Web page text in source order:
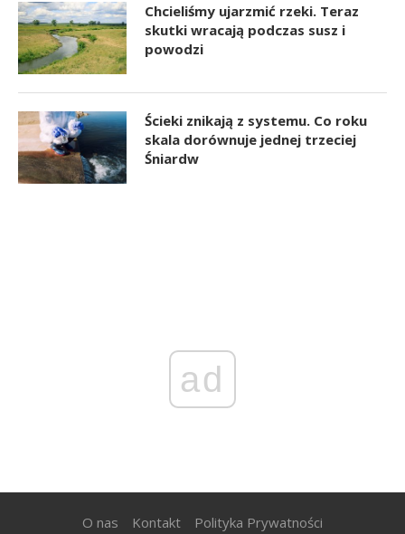
Chcieliśmy ujarzmić rzeki. Teraz
skutki wracają podczas susz i
powodzi
Ścieki znikają z systemu. Co roku
skala dorównuje jednej trzeciej
Śniardw
ad
O nas Kontakt Polityka Prywatności